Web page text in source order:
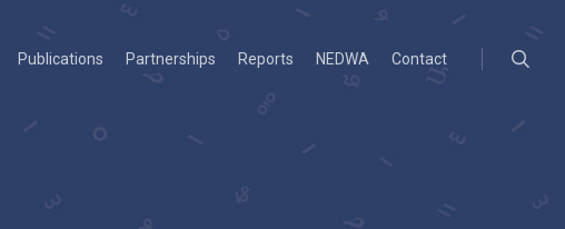
Publications Partnerships Reports NEDWA Contact